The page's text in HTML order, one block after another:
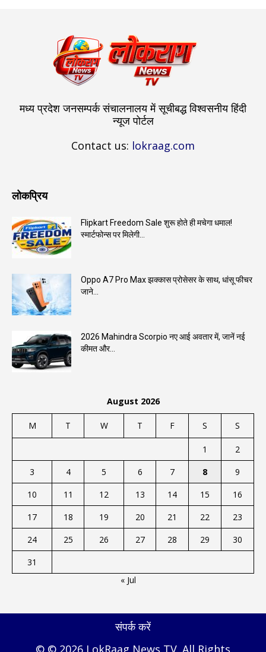
मध्य प्रदेश जनसम्पर्क संचालनालय में सूचीबद्ध विश्वसनीय हिंदी
न्यूज पोर्टल
Contact us: lokraag.com
लोकप्रिय
Flipkart Freedom Sale शुरू होते ही मचेगा धमाल!
स्मार्टफोन्स पर मिलेगी...
Oppo A7 Pro Max झक्कास प्रोसेसर के साथ, धांसू फीचर
जाने...
2026 Mahindra Scorpio नए आई अवतार में, जानें नई
कीमत और...
August 2026
M T W T F S S
1
2
3
4 5 6 7 8
9
10
11 12 13 14 15
16
17
18 19 20 21 22
23
24
25 26 27 28 29
30
31
« Jul
संपर्क करें